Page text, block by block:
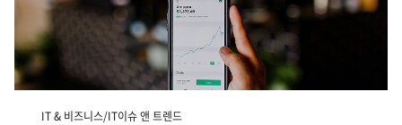
IT & 비즈니스/IT이슈 앤 트렌드